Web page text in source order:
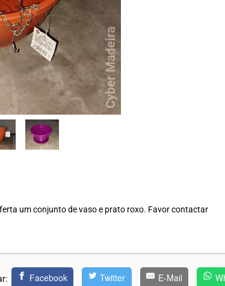
um conjunto de vaso e prato roxo. Favor contactar
Facebook Twitter E-Mail